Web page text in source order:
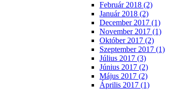
Február 2018 (2)
Január 2018 (2)
December 2017 (1)
November 2017 (1)
Október 2017 (2)
Szeptember 2017 (1)
Július 2017 (3)
Június 2017 (2)
Május 2017 (2)
Április 2017 (1)